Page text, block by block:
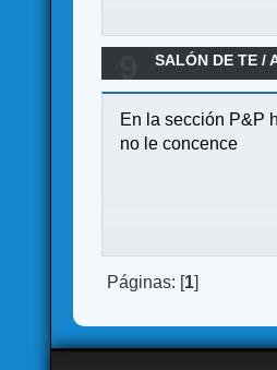
SALÓN DE TE /
En la sección P&P
no le concence
Páginas: [1]